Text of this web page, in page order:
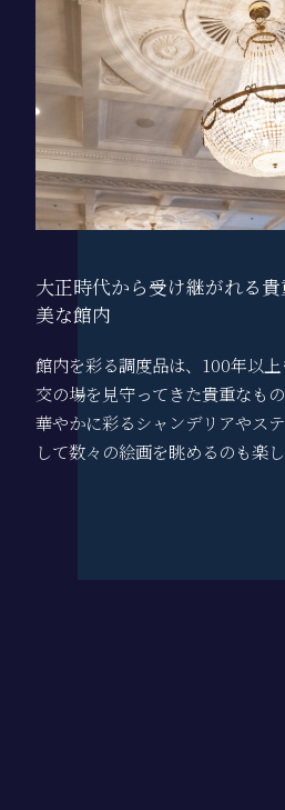
大正時代から受け継がれる
美な館内
館内を彩る調度品は、100年以
交の場を見守ってきた貴重なも
華やかに彩るシャンデリアやス
して数々の絵画を眺めるのも楽